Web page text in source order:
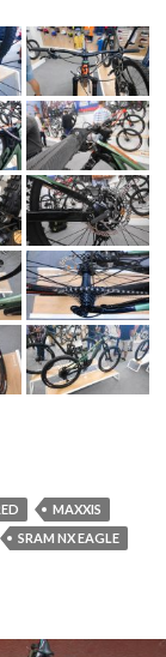
MAXXIS
SRAM NX EAGLE